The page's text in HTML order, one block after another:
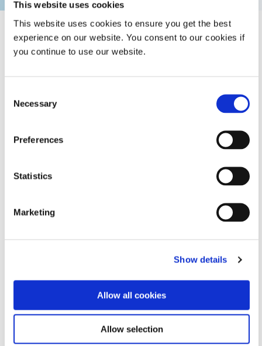
This website uses cookies
This website uses cookies to ensure you get the best
experience on our website. You consent to our cookies if
you continue to use our website.
Selection
Necessary
Preferences
Statistics
Marketing
Show details
Allow all cookies
Allow selection
BlueWave QX4 V2.0
einem Fußschalter und bis zu vier
ist ein hochintensives UV-
BlueWave MX-150
Der hochintensive LED-
Punkstrahler Dymax BlueWave® MX-